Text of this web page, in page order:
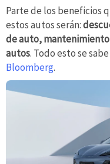
Parte de los beneficios
estos autos serán:
de auto,
autos. Todo esto se
Bloomberg.